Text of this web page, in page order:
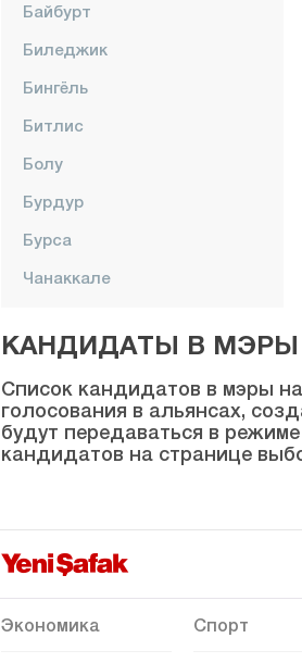
Байбурт
Биледжик
Бингёль
Битлис
Болу
Бурдур
Бурса
Чанаккале
Чорум
Денизли
Диярбакыр
Дюздже
Эрзинджан
Эрзурум
КАНДИДАТЫ В МЭРЫ
Список кандидатов в мэры
голосования в альянсах,
будут передаваться в
кандидатов на странице
Экономика Спорт